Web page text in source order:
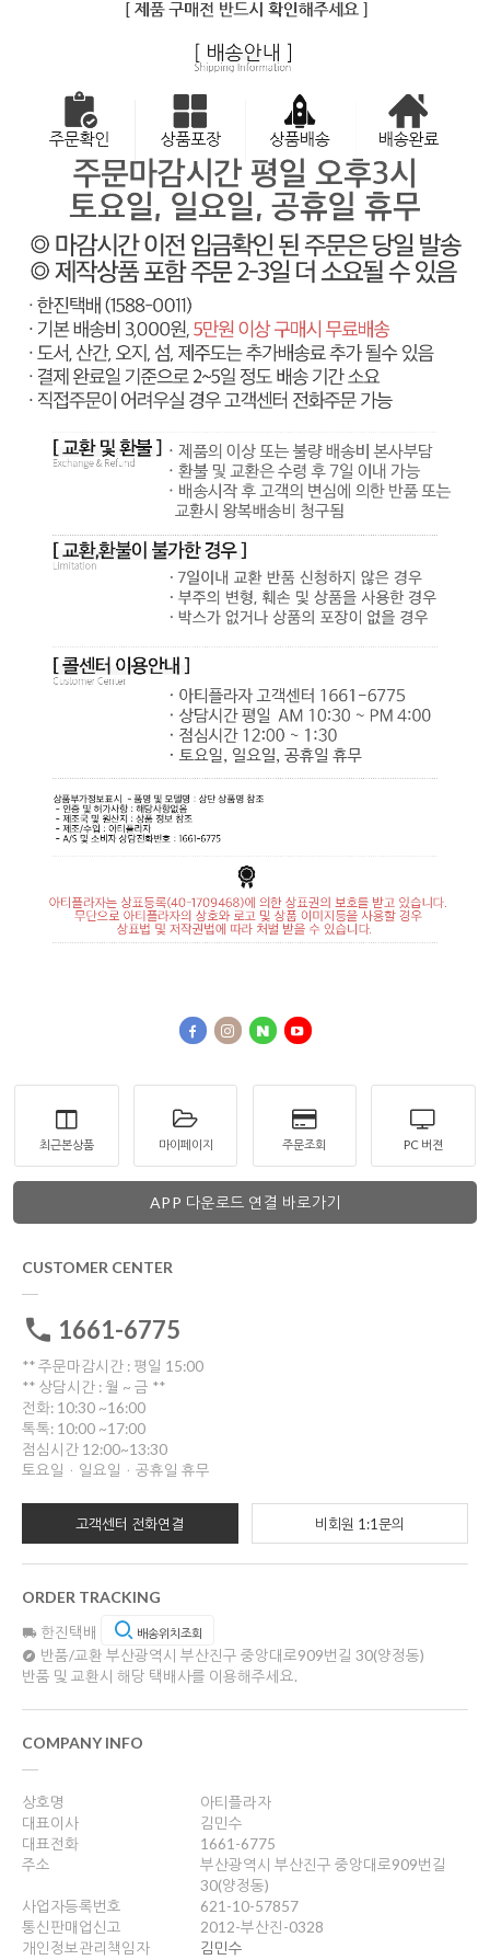
최근본상품 마이페이지 주문조회 PC 버젼
APP 다운로드 연결 바로가기
CUSTOMER CENTER
1661-6775
** 주문마감시간 : 평일 15:00
** 상담시간 : 월 ~ 금 **
전화: 10:30 ~16:00
톡톡: 10:00 ~17:00
점심시간 12:00~13:30
토요일ㆍ일요일ㆍ공휴일 휴무
고객센터 전화연결 비회원 1:1문의
ORDER TRACKING
한진택배 배송위치조회
반품/교환 부산광역시 부산진구 중앙대로909번길 30(양정동)
반품 및 교환시 해당 택배사를 이용해주세요.
COMPANY INFO
상호명
아티플라자
대표이사
김민수
대표전화
1661-6775
주소
부산광역시 부산진구 중앙대로909번길
30(양정동)
사업자등록번호
621-10-57857
통신판매업신고
2012-부산진-0328
개인정보관리책임자
김민수